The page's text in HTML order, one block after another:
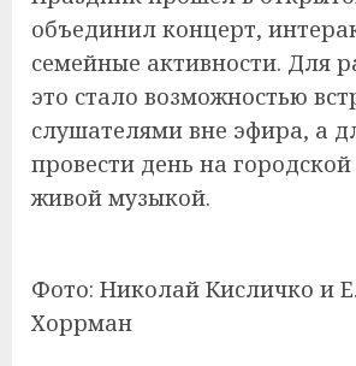
объединил концерт,
семейные активности. Для
это стало возможностью
слушателями вне эфира, а
провести день на
живой музыкой.
Фото: Николай Кисличко и
Хоррман